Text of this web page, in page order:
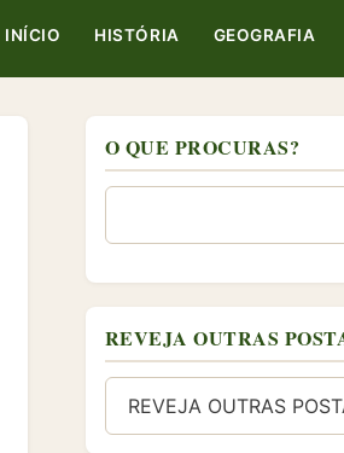
INÍCIO HISTÓRIA GEOGRAFIA
O QUE PROCURAS?
REVEJA OUTRAS